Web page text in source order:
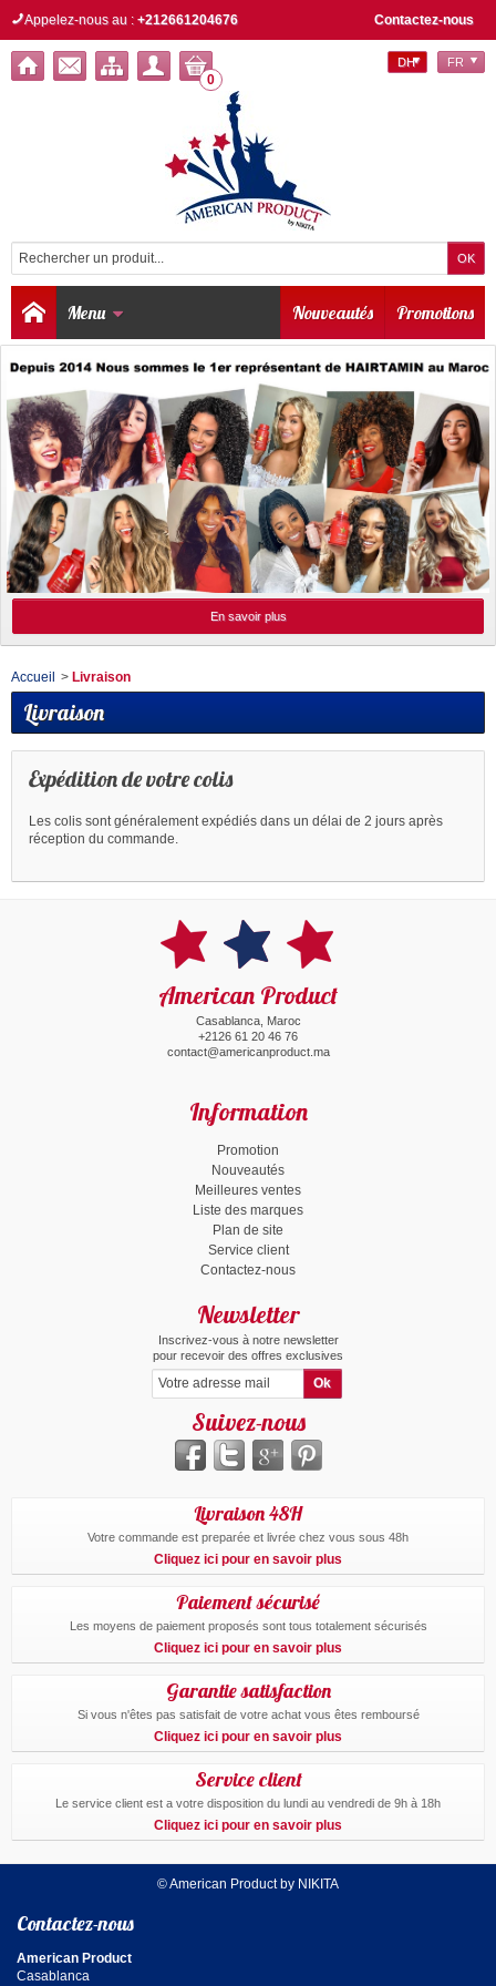
Contactez-nous
Appelez-nous au : +212661204676
0
DH FR
Menu Promotions
Nouveautés
En savoir plus
Accueil > Livraison
Livraison
Expédition de votre colis
Les colis sont généralement expédiés dans un délai de 2 jours après
réception du commande.
American Product
Casablanca, Maroc
+2126 61 20 46 76
contact@americanproduct.ma
Information
Promotion
Nouveautés
Meilleures ventes
Liste des marques
Plan de site
Service client
Contactez-nous
Newsletter
Inscrivez-vous à notre newsletter
pour recevoir des offres exclusives
Suivez-nous
Livraison 48H
Votre commande est preparée et livrée chez vous sous 48h
Cliquez ici pour en savoir plus
Paiement sécurisé
Les moyens de paiement proposés sont tous totalement sécurisés
Cliquez ici pour en savoir plus
Garantie satisfaction
Si vous n'êtes pas satisfait de votre achat vous êtes remboursé
Cliquez ici pour en savoir plus
Service client
Le service client est a votre disposition du lundi au vendredi de 9h à 18h
Cliquez ici pour en savoir plus
© American Product by NIKITA
Contactez-nous
American Product
Casablanca